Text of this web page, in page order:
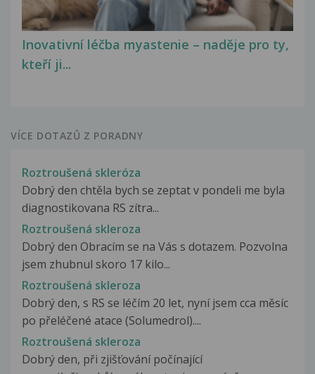
Inovativní léčba myastenie – naděje pro ty,
kteří ji...
VÍCE DOTAZŮ Z PORADNY
Roztroušená skleróza
Dobrý den chtěla bych se zeptat v pondeli me byla
diagnostikovana RS zítra...
Roztroušená skleroza
Dobrý den Obracím se na Vás s dotazem. Pozvolna
jsem zhubnul skoro 17 kilo...
Roztroušená skleroza
Dobrý den, s RS se léčím 20 let, nyní jsem cca měsíc
po přeléčené atace (Solumedrol)....
Roztroušená skleroza
Dobrý den, při zjišťování počínající